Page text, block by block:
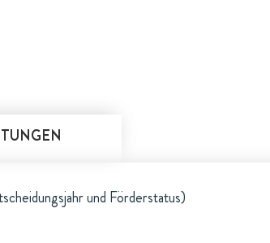
und Förderstatus)